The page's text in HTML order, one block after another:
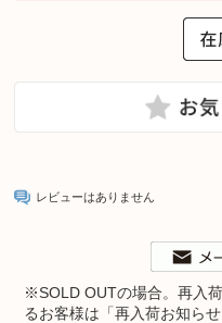
レビューはありません
※SOLD OUTの場合。再入
るお客様は「再入荷お知ら